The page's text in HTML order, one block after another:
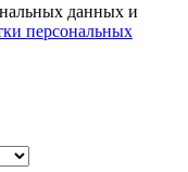
данных и
персональных